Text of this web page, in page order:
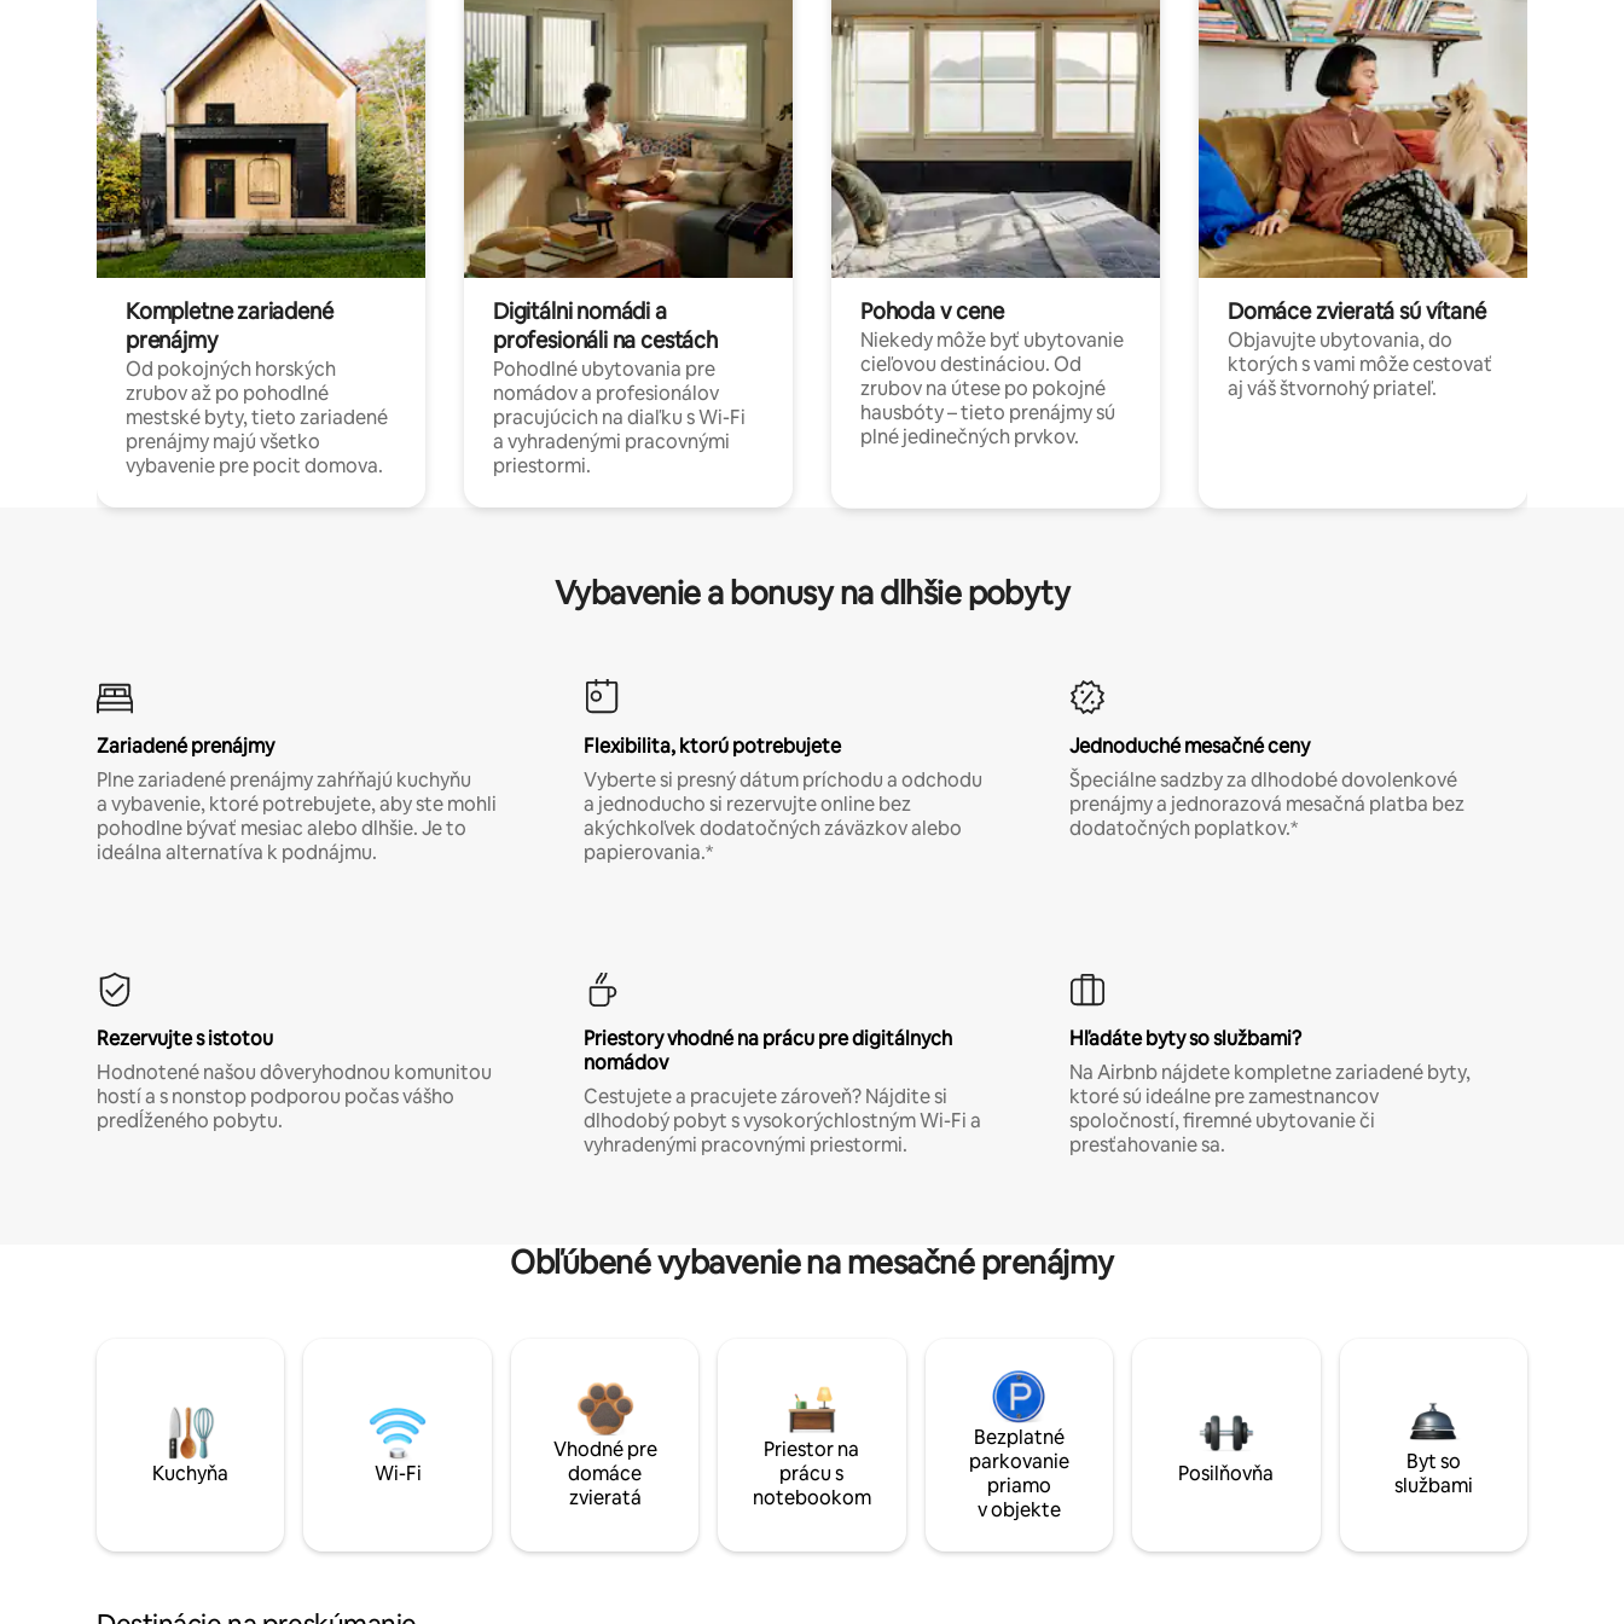
Kompletne zariadené
prenájmy
Od pokojných horských
zrubov až po pohodlné
mestské byty, tieto zariadené
prenájmy majú všetko
vybavenie pre pocit domova.
Digitálni nomádi a
profesionáli na cestách
Pohodlné ubytovania pre
nomádov a profesionálov
pracujúcich na diaľku s Wi-Fi
a vyhradenými pracovnými
priestormi.
Pohoda v cene
Niekedy môže byť ubytovanie
cieľovou destináciou. Od
zrubov na útese po pokojné
hausbóty – tieto prenájmy sú
plné jedinečných prvkov.
Domáce zvieratá sú vítané
Objavujte ubytovania, do
ktorých s vami môže cestovať
aj váš štvornohý priateľ.
Vybavenie a bonusy na dlhšie pobyty
Zariadené prenájmy
Plne zariadené prenájmy zahŕňajú kuchyňu
a vybavenie, ktoré potrebujete, aby ste mohli
pohodlne bývať mesiac alebo dlhšie. Je to
ideálna alternatíva k podnájmu.
Flexibilita, ktorú potrebujete
Vyberte si presný dátum príchodu a odchodu
a jednoducho si rezervujte online bez
akýchkoľvek dodatočných záväzkov alebo
papierovania.*
Jednoduché mesačné ceny
Špeciálne sadzby za dlhodobé dovolenkové
prenájmy a jednorazová mesačná platba bez
dodatočných poplatkov.*
Rezervujte s istotou
Hodnotené našou dôveryhodnou komunitou
hostí a s nonstop podporou počas vášho
predĺženého pobytu.
Priestory vhodné na prácu pre digitálnych
nomádov
Cestujete a pracujete zároveň? Nájdite si
dlhodobý pobyt s vysokorýchlostným Wi-Fi a
vyhradenými pracovnými priestormi.
Hľadáte byty so službami?
Na Airbnb nájdete kompletne zariadené byty,
ktoré sú ideálne pre zamestnancov
spoločností, firemné ubytovanie či
presťahovanie sa.
Obľúbené vybavenie na mesačné prenájmy
Kuchyňa Wi-Fi
Vhodné pre
domáce
zvieratá
Priestor na
prácu s
notebookom
Bezplatné
parkovanie
priamo
v objekte
Posilňovňa
Byt so
službami